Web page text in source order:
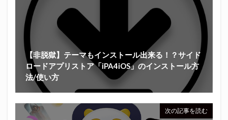
【非脱獄】テーマもインストール出来る！？サイド
ロードアプリストア「iPA4iOS」のインストール方
法/使い方
次の記事を読む